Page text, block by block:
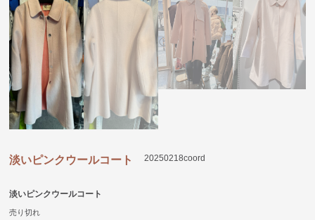
淡いピンクウールコート 20250218coord
淡いピンクウールコート
売り切れ